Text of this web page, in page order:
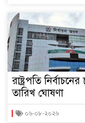
রাষ্ট্রপতি নির্বাচনের
তারিখ ঘোষণা
০৬-০৮-২০২৬